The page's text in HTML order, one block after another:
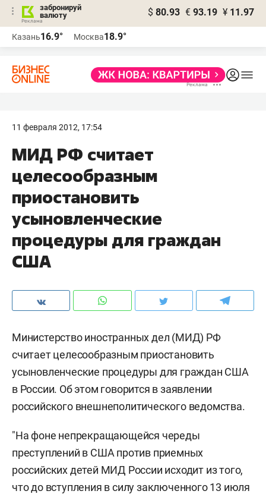
забронируй
валюту
$ 80.93 € 93.19 ¥ 11.97
Казань16.9° Москва18.9°
11 февраля 2012, 17:54
МИД РФ считает
целесообразным
приостановить
усыновленческие
процедуры для граждан
США
Министерство иностранных дел (МИД) РФ
считает целесообразным приостановить
усыновленческие процедуры для граждан США
в России. Об этом говорится в заявлении
российского внешнеполитического ведомства.
"На фоне непрекращающейся череды
преступлений в США против приемных
российских детей МИД России исходит из того,
что до вступления в силу заключенного 13 июля